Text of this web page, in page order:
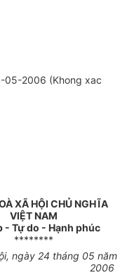
05-2006 (Khong xac
XÃ HỘI CHỦ NGHĨA
VIỆT NAM
- Tự do - Hạnh phúc
********
ngày 24 tháng 05 năm
2006